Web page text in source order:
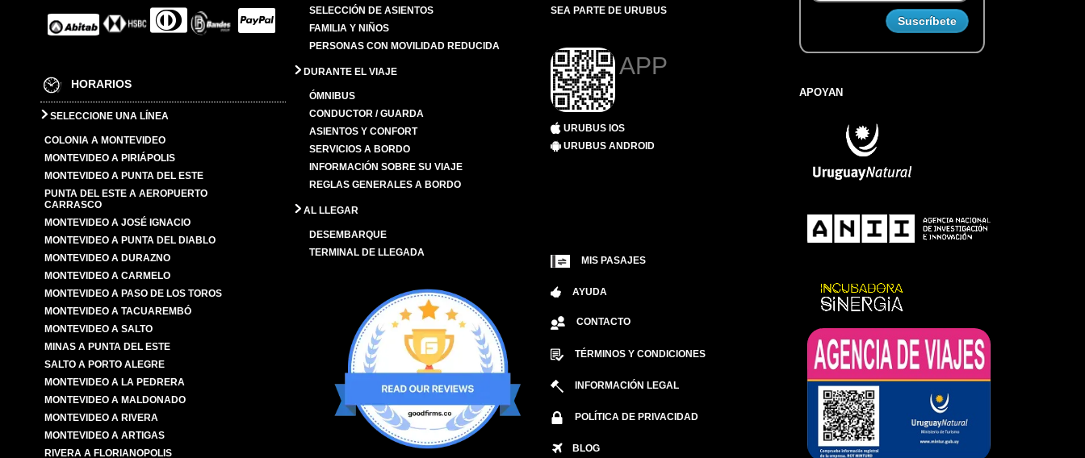
HORARIOS
SELECCIONE UNA LÍNEA
COLONIA A MONTEVIDEO
MONTEVIDEO A PIRIÁPOLIS
MONTEVIDEO A PUNTA DEL ESTE
PUNTA DEL ESTE A AEROPUERTO
CARRASCO
MONTEVIDEO A JOSÉ IGNACIO
MONTEVIDEO A PUNTA DEL DIABLO
MONTEVIDEO A DURAZNO
MONTEVIDEO A CARMELO
MONTEVIDEO A PASO DE LOS TOROS
MONTEVIDEO A TACUAREMBÓ
MONTEVIDEO A SALTO
MINAS A PUNTA DEL ESTE
SALTO A PORTO ALEGRE
MONTEVIDEO A LA PEDRERA
MONTEVIDEO A MALDONADO
MONTEVIDEO A RIVERA
MONTEVIDEO A ARTIGAS
RIVERA A FLORIANOPOLIS
SELECCIÓN DE ASIENTOS
FAMILIA Y NIÑOS
PERSONAS CON MOVILIDAD REDUCIDA
DURANTE EL VIAJE
ÓMNIBUS
CONDUCTOR / GUARDA
ASIENTOS Y CONFORT
SERVICIOS A BORDO
INFORMACIÓN SOBRE SU VIAJE
REGLAS GENERALES A BORDO
AL LLEGAR
DESEMBARQUE
TERMINAL DE LLEGADA
SEA PARTE DE URUBUS
APP
URUBUS IOS
URUBUS ANDROID
MIS PASAJES
AYUDA
CONTACTO
TÉRMINOS Y CONDICIONES
INFORMACIÓN LEGAL
POLÍTICA DE PRIVACIDAD
BLOG
APOYAN